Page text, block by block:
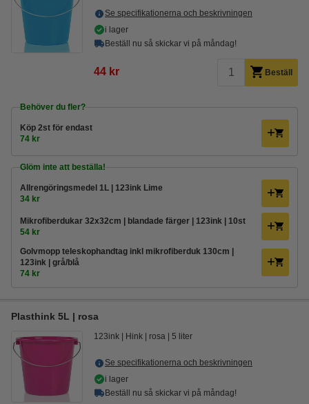
Se specifikationerna och beskrivningen
i lager
Beställ nu så skickar vi på måndag!
44 kr Beställ
Behöver du fler?
Köp 2st för endast
74 kr
Glöm inte att beställa!
Allrengöringsmedel 1L | 123ink Lime
34 kr
Mikrofiberdukar 32x32cm | blandade färger | 123ink | 10st
54 kr
Golvmopp teleskophandtag inkl mikrofiberduk 130cm |
123ink | grå/blå
74 kr
Plasthink 5L | rosa
123ink Hink rosa 5 liter
Se specifikationerna och beskrivningen
i lager
Beställ nu så skickar vi på måndag!